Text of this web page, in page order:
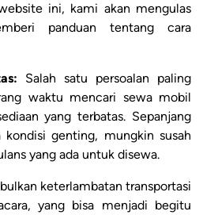
ini, kami akan mengulas
panduan tentang cara
Salah satu persoalan paling
waktu mencari sewa mobil
yang terbatas. Sepanjang
kondisi genting, mungkin susah
yang ada untuk disewa.
keterlambatan transportasi
yang bisa menjadi begitu